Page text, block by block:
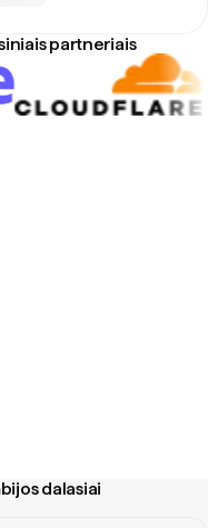
partneriais
dalasiai